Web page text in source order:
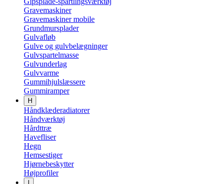
Gravemaskiner
Gravemaskiner mobile
Grundmursplader
Gulvafløb
Gulve og gulvbelægninger
Gulvspartelmasse
Gulvunderlag
Gulvvarme
Gummihjulslæssere
Gummiramper
H
Håndklæderadiatorer
Håndværktøj
Hårdttræ
Havefliser
Hegn
Hemsestiger
Hjørnebeskytter
Højprofiler